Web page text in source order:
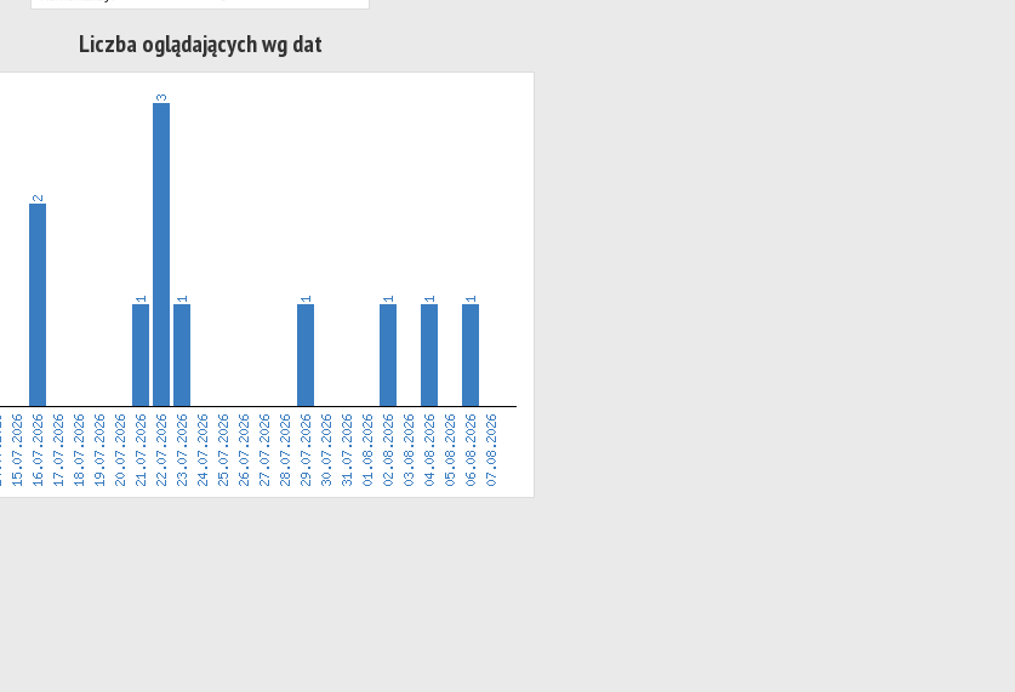
Liczba oglądających wg dat